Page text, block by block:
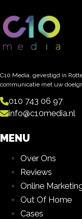
C10 Media, gevestigd in
communicatie met uw
010 743 06 97
info@c10media.nl
MENU
Over Ons
Reviews
Online
Out Of Home
Cases